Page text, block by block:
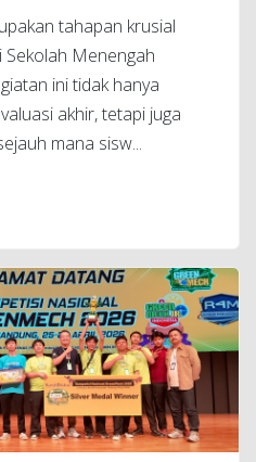
tahapan krusial
Sekolah Menengah
ini tidak hanya
akhir, tetapi juga
mana sisw...